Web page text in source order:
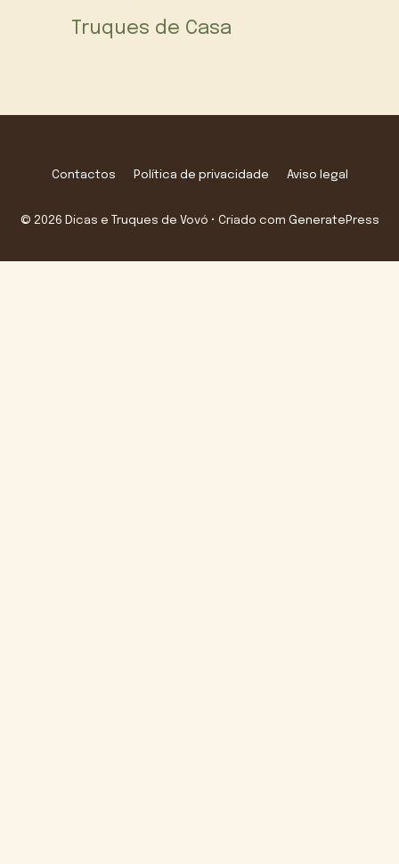
Truques de Casa
Contactos Política de privacidade Aviso legal
© 2026 Dicas e Truques de Vovó • Criado com GeneratePress